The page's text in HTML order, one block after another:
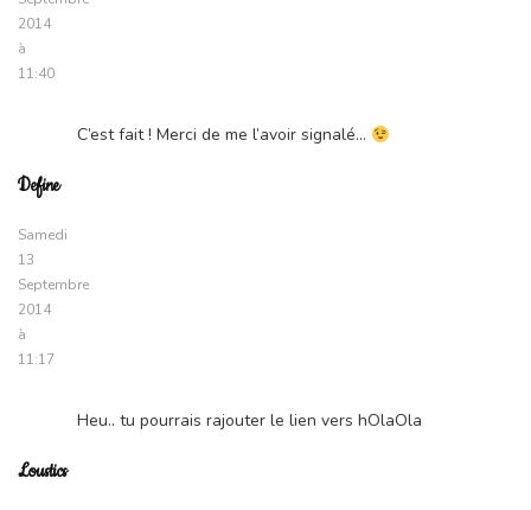
2014
à
11:40
Define
Samedi
13
Septembre
2014
à
11:17
C’est fait ! Merci de me l’avoir signalé…
Loustics
Heu.. tu pourrais rajouter le lien vers hOlaOla